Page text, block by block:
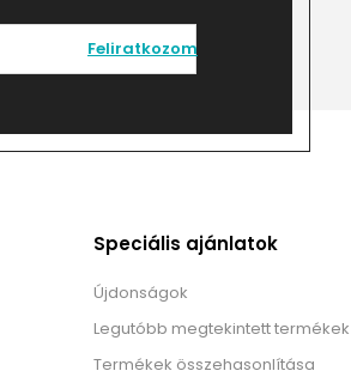
Feliratkozom
Speciális ajánlatok
Újdonságok
Legutóbb megtekintett termékek
Termékek összehasonlítása